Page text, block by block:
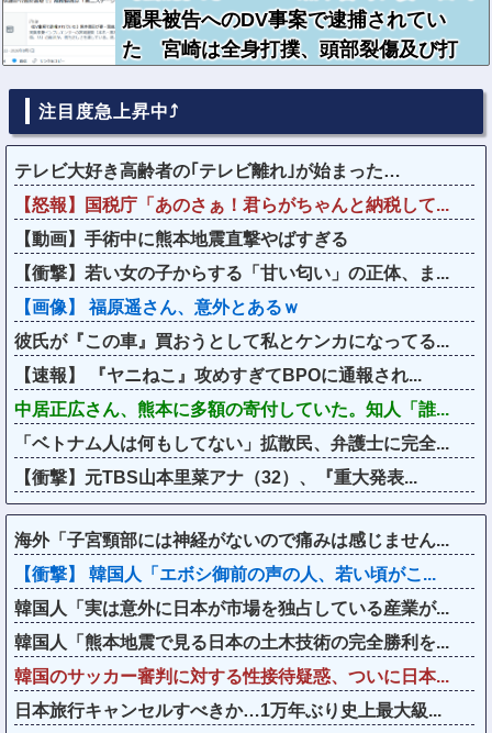
麗果被告へのDV事案で逮捕されてい
た 宮崎は全身打撲、頭部裂傷及び打
注目度急上昇中⤴
テレビ大好き高齢者の｢テレビ離れ｣が始まった…
【怒報】国税庁「あのさぁ！君らがちゃんと納税して...
【動画】手術中に熊本地震直撃やばすぎる
【衝撃】若い女の子からする「甘い匂い」の正体、ま...
【画像】 福原遥さん、意外とあるｗ
彼氏が『この車』買おうとして私とケンカになってる...
【速報】 『ヤニねこ』攻めすぎてBPOに通報され...
中居正広さん、熊本に多額の寄付していた。知人「誰...
「ベトナム人は何もしてない」拡散民、弁護士に完全...
【衝撃】元TBS山本里菜アナ（32）、『重大発表...
海外「子宮頸部には神経がないので痛みは感じません...
【衝撃】 韓国人「エボシ御前の声の人、若い頃がこ...
韓国人「実は意外に日本が市場を独占している産業が...
韓国人「熊本地震で見る日本の土木技術の完全勝利を...
韓国のサッカー審判に対する性接待疑惑、ついに日本...
日本旅行キャンセルすべきか…1万年ぶり史上最大級...